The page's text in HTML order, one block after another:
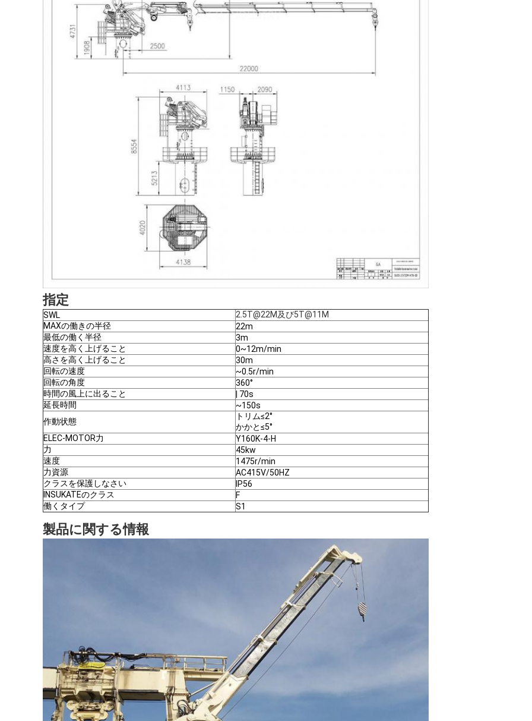
指定
SWL
2.5T@22M及び5T@11M
MAXの働きの半径
22m
最低の働く半径
3m
速度を高く上げること
0~12m/min
高さを高く上げること
30m
回転の速度
~0.5r/min
回転の角度
360°
時間の風上に出ること
| 70s
延長時間
~150s
作動状態
トリム≤2°
かかと≤5°
ELEC-MOTOR力
Y160K-4-H
力
45kw
速度
1475r/min
力資源
AC415V/50HZ
クラスを保護しなさい
IP56
INSUKATEのクラス
F
働くタイプ
S1
製品に関する情報